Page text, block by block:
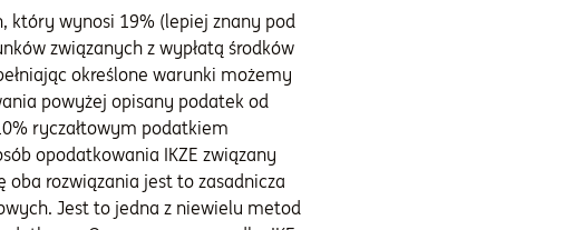
który wynosi 19% (lepiej znany pod
związanych z wypłatą środków
określone warunki możemy
powyżej opisany podatek od
ryczałtowym podatkiem
opodatkowania IKZE związany
oba rozwiązania jest to zasadnicza
Jest to jedna z niewielu metod